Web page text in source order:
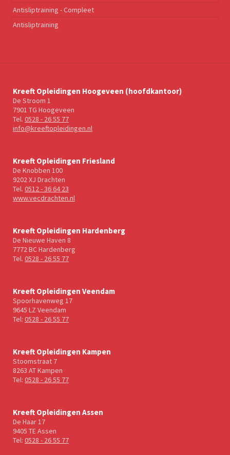
Antisliptraining - Compleet
Antisliptraining
Kreeft Opleidingen Hoogeveen (hoofdkantoor)
De Stroom 1
7901 TG Hoogeveen
Tel. 0528 - 26 55 77
info@kreeftopleidingen.nl
Kreeft Opleidingen Friesland
De Knobben 100
9202 XJ Drachten
Tel. 0512 - 36 64 23
www.vecdrachten.nl
Kreeft Opleidingen Hardenberg
De Nieuwe Haven 8
7772 BC Hardenberg
Tel. 0528 - 26 55 77
Kreeft Opleidingen Veendam
Spoorhavenweg 17
9645 LZ Veendam
Tel: 0528 - 26 55 77
Kreeft Opleidingen Kampen
Stoomstraat 7
8263 AT Kampen
Tel: 0528 - 26 55 77
Kreeft Opleidingen Assen
De Haar 17
9405 TE Assen
Tel: 0528 - 26 55 77